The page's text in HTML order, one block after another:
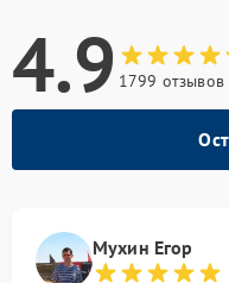
4.9 1799 отзывов
Мухин Егор